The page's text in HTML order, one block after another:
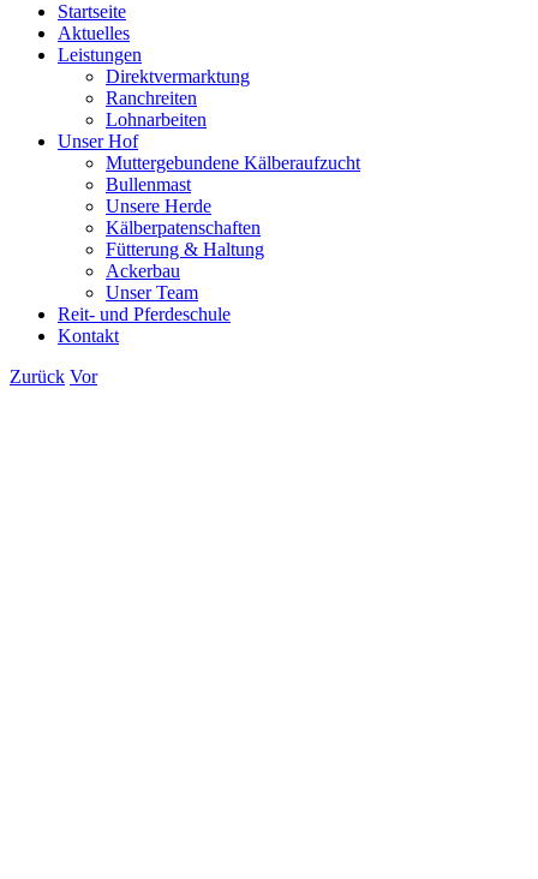
Startseite
Aktuelles
Leistungen
Direktvermarktung
Ranchreiten
Lohnarbeiten
Unser Hof
Muttergebundene Kälberaufzucht
Bullenmast
Unsere Herde
Kälberpatenschaften
Fütterung & Haltung
Ackerbau
Unser Team
Reit- und Pferdeschule
Kontakt
Zurück Vor